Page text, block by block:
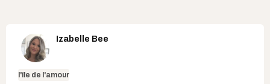
Izabelle Bee
l'île de l'amour